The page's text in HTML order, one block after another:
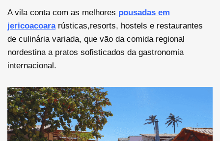
A vila conta com as melhores pousadas em
jericoacoara rústicas,resorts, hostels e restaurantes
de culinária variada, que vão da comida regional
nordestina a pratos sofisticados da gastronomia
internacional.